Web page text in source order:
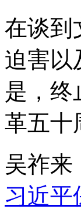
在谈到
迫害以
是，终
革五十
吴祚来
习近平